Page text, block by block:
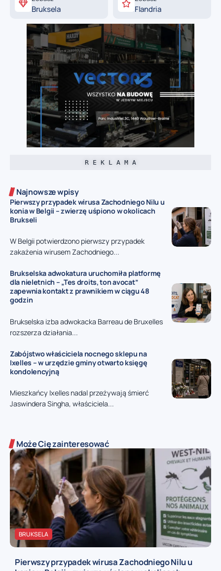
Bruksela Flandria
R E K L A M A
Najnowsze wpisy
Pierwszy przypadek wirusa Zachodniego Nilu u
konia w Belgii – zwierzę uśpiono w okolicach
Brukseli
W Belgii potwierdzono pierwszy przypadek
zakażenia wirusem Zachodniego...
Brukselska adwokatura uruchomiła platformę
dla nieletnich – „Tes droits, ton avocat”
zapewnia kontakt z prawnikiem w ciągu 48
godzin
Brukselska izba adwokacka Barreau de Bruxelles
rozszerza działania...
Zabójstwo właściciela nocnego sklepu na
Ixelles – w urzędzie gminy otwarto księgę
kondolencyjną
Mieszkańcy Ixelles nadal przeżywają śmierć
Jaswindera Singha, właściciela...
Może Cię zainteresować
BRUKSELA
Pierwszy przypadek wirusa Zachodniego Nilu u